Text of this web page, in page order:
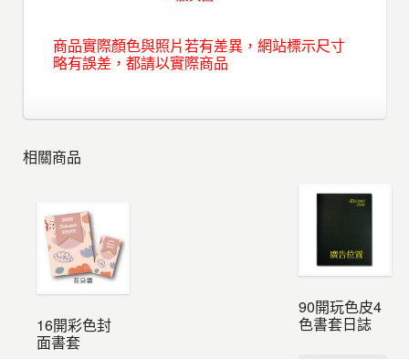
商品實際顏色與照片若有差異，網站標示尺寸
略有誤差，都請以實際商品
相關商品
16開彩色封
面書套
90開玩色皮4
色書套日誌